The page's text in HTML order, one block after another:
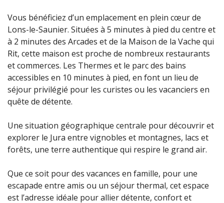
Vous bénéficiez d’un emplacement en plein cœur de
Lons-le-Saunier. Situées à 5 minutes à pied du centre et
à 2 minutes des Arcades et de la Maison de la Vache qui
Rit, cette maison est proche de nombreux restaurants
et commerces. Les Thermes et le parc des bains
accessibles en 10 minutes à pied, en font un lieu de
séjour privilégié pour les curistes ou les vacanciers en
quête de détente.
Une situation géographique centrale pour découvrir et
explorer le Jura entre vignobles et montagnes, lacs et
forêts, une terre authentique qui respire le grand air.
Que ce soit pour des vacances en famille, pour une
escapade entre amis ou un séjour thermal, cet espace
est l’adresse idéale pour allier détente, confort et